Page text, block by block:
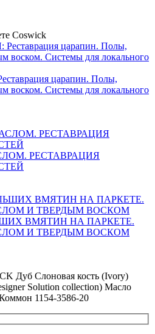
Coswick
царапин. Полы,
воском. Системы для локального
РЕСТАВРАЦИЯ
ВМЯТИН НА ПАРКЕТЕ.
И ТВЕРДЫМ ВОСКОМ
Дуб Слоновая кость (Ivory)
Solution collection) Масло
1154-3586-20